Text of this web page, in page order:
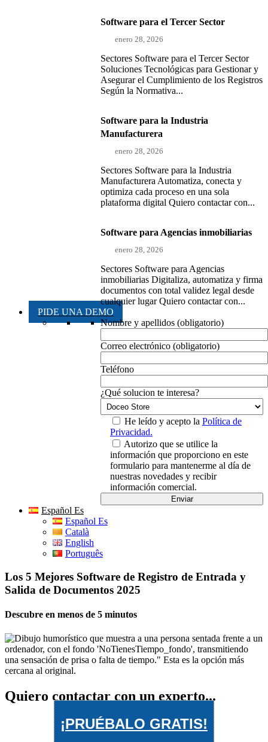
Software para el Tercer Sector
enero 28, 2026
Sectores Software para el Tercer Sector
Soluciones Tecnológicas para Gestionar y
Asegurar el Cumplimiento de los Registros
Según la Normativa...
Software para la Industria
Manufacturera
enero 28, 2026
Sectores Software para la Industria
Manufacturera Automatiza, conecta y
optimiza cada proceso en una sola
plataforma digital Quiero contactar con...
Software para Agencias inmobiliarias
enero 28, 2026
Sectores Software para Agencias
inmobiliarias Digitaliza, automatiza y firma
documentos con total validez legal desde
cualquier lugar Quiero contactar con...
PIDE UNA DEMO
Nombre y apellidos (obligatorio)
Correo electrónico (obligatorio)
Teléfono
¿Qué solucion te interesa?
He leído y acepto la Política de
Privacidad.
Autorizo que se utilice la
información que proporciono en este
formulario para mantenerme al día de
nuestras novedades y recibir
información comercial.
Español Es
Español Es
Català
English
Português
Los 5 Mejores Software de Registro de Entrada y
Salida de Documentos 2025
Descubre en menos de 5 minutos
Quiero contactar con un experto...
¡PRUÉBALO GRATIS!